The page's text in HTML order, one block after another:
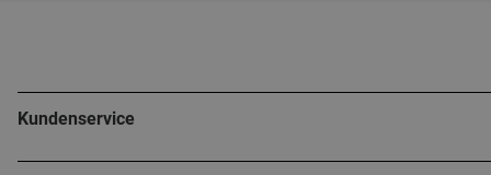
Kundenservice